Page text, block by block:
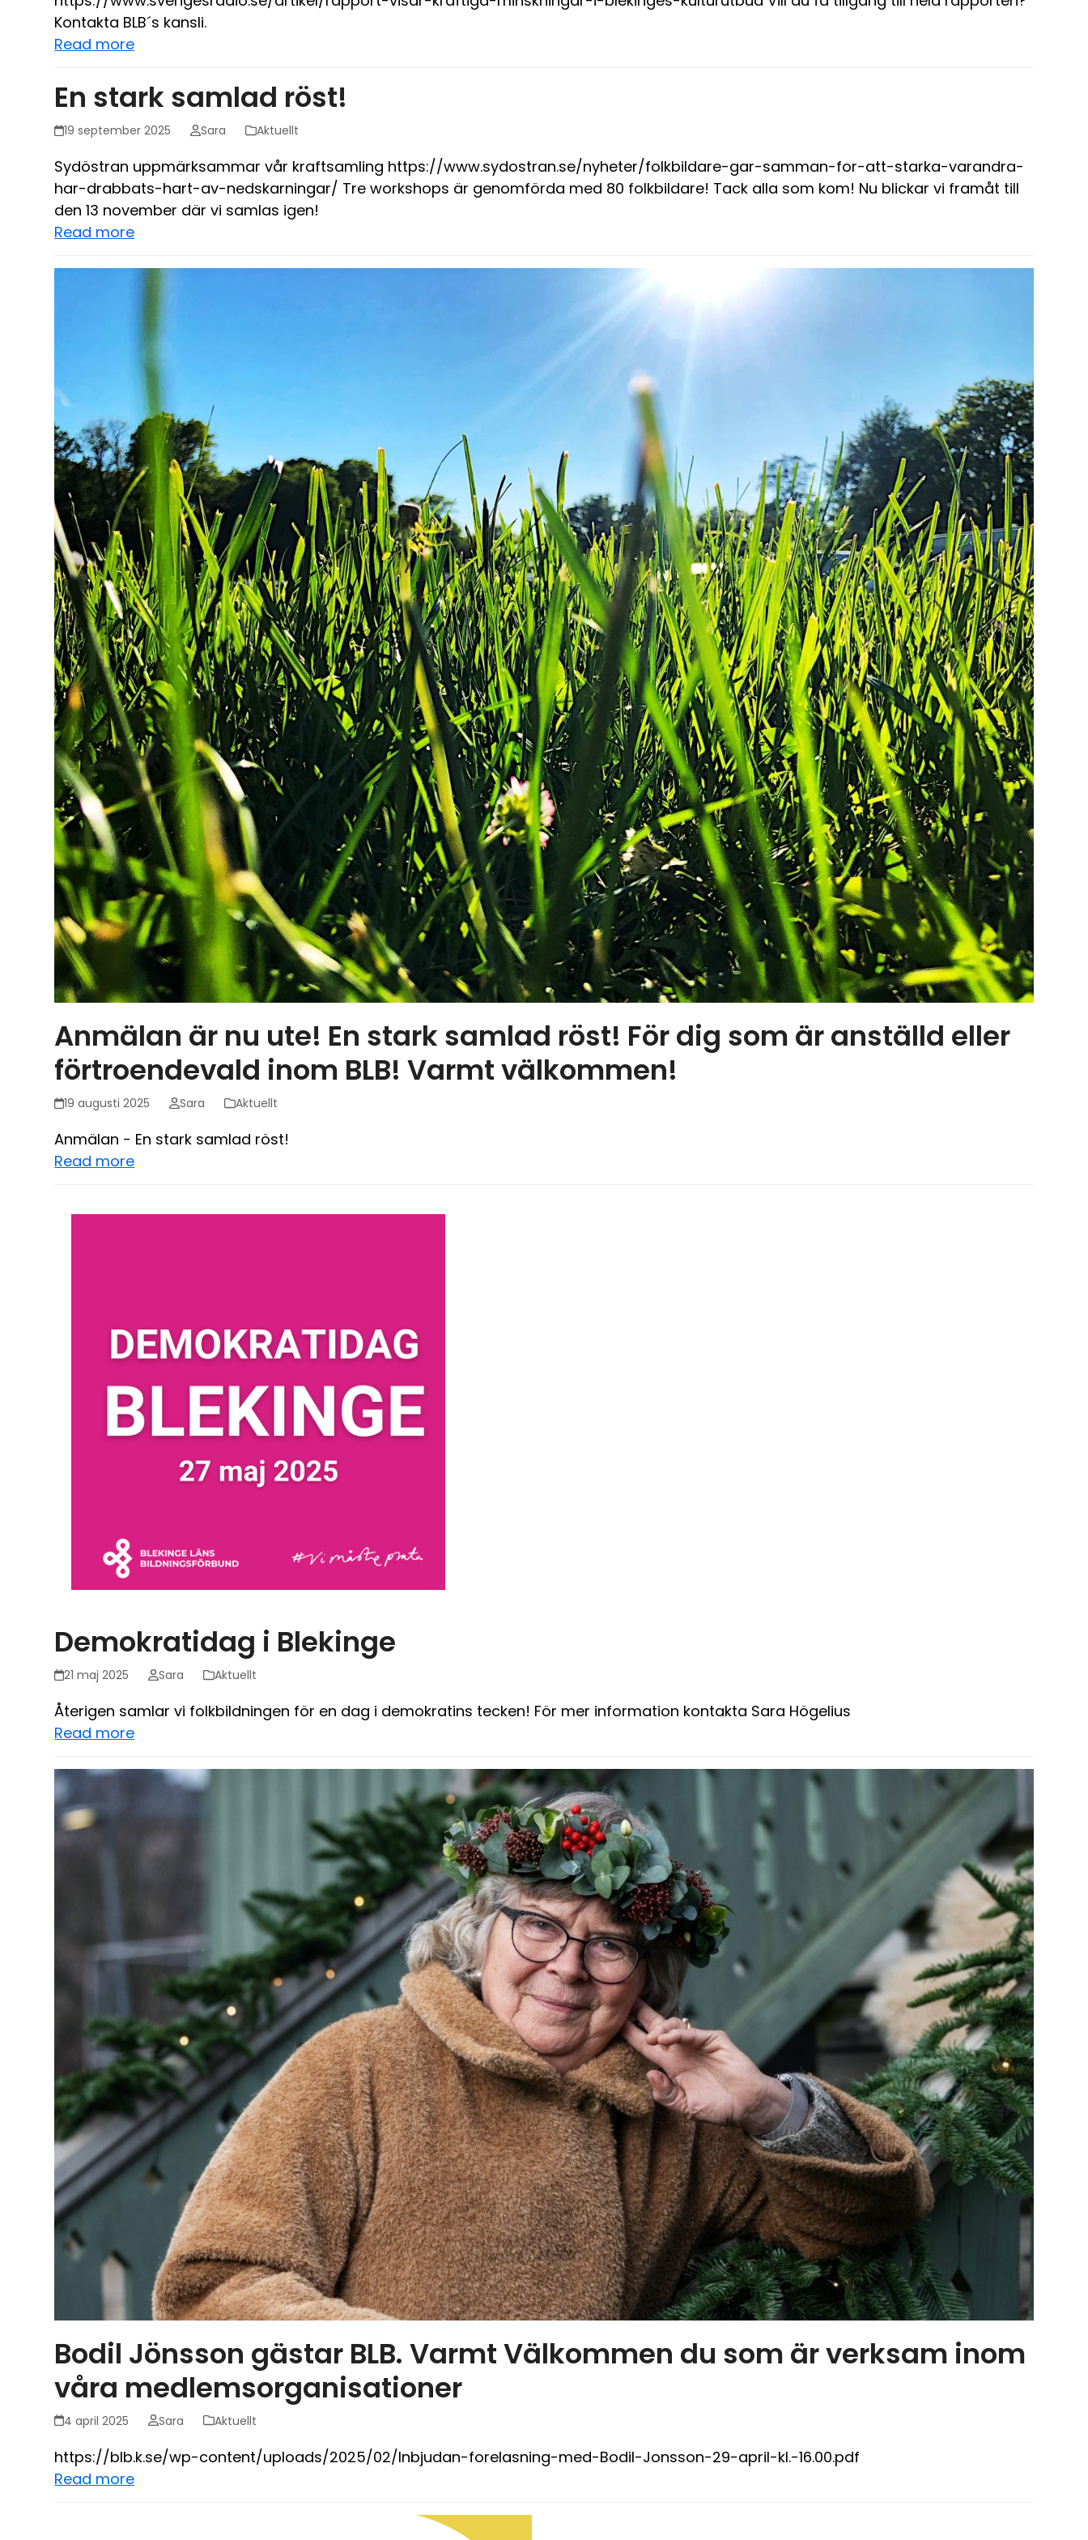
Kontakta BLB´s kansli.
Read more
En stark samlad röst!
19 september 2025 Sara Aktuellt
Sydöstran uppmärksammar vår kraftsamling https://www.sydostran.se/nyheter/folkbildare-gar-samman-for-att-starka-varandra-
har-drabbats-hart-av-nedskarningar/ Tre workshops är genomförda med 80 folkbildare! Tack alla som kom! Nu blickar vi framåt till
den 13 november där vi samlas igen!
Read more
Anmälan är nu ute! En stark samlad röst! För dig som är anställd eller
förtroendevald inom BLB! Varmt välkommen!
19 augusti 2025 Sara Aktuellt
Anmälan - En stark samlad röst!
Read more
Demokratidag i Blekinge
21 maj 2025 Sara Aktuellt
Återigen samlar vi folkbildningen för en dag i demokratins tecken! För mer information kontakta Sara Högelius
Read more
Bodil Jönsson gästar BLB. Varmt Välkommen du som är verksam inom
våra medlemsorganisationer
4 april 2025 Sara Aktuellt
https://blb.k.se/wp-content/uploads/2025/02/Inbjudan-forelasning-med-Bodil-Jonsson-29-april-kl.-16.00.pdf
Read more